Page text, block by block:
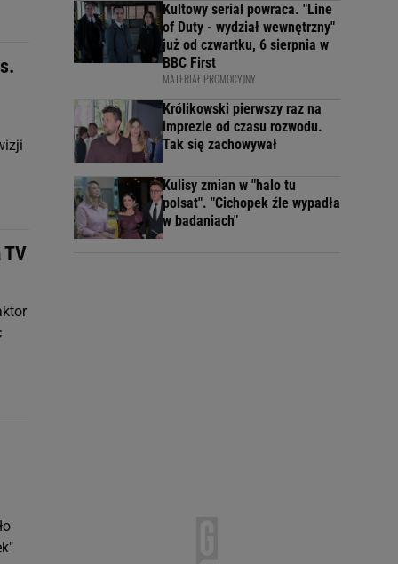
TV
Kultowy serial powraca. "Line
of Duty - wydział wewnętrzny"
już od czwartku, 6 sierpnia w
BBC First
MATERIAŁ PROMOCYJNY
Królikowski pierwszy raz na
imprezie od czasu rozwodu.
Tak się zachowywał
Kulisy zmian w "halo tu
polsat". "Cichopek źle wypadła
w badaniach"